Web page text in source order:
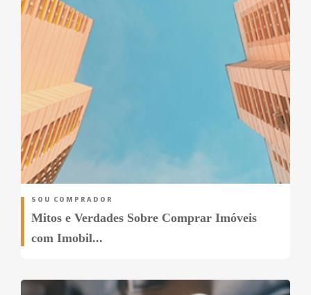
SOU COMPRADOR
Mitos e Verdades Sobre Comprar Imóveis
com Imobil...